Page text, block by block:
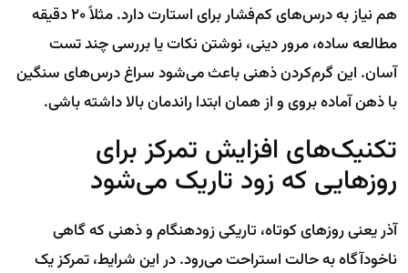
هم نیاز به درس‌های کم‌فشار برای استارت دارد. مثلاً ۲۰ دقیقه
مطالعه ساده، مرور دینی، نوشتن نکات یا بررسی چند تست
آسان. این گرم‌کردن ذهنی باعث می‌شود سراغ درس‌های سنگین
با ذهن آماده بروی و از همان ابتدا راندمان بالا داشته باشی.
تکنیک‌های افزایش تمرکز برای
روزهایی که زود تاریک می‌شود
آذر یعنی روزهای کوتاه، تاریکی زودهنگام و ذهنی که گاهی
ناخودآگاه به حالت استراحت می‌رود. در این شرایط، تمرکز یک